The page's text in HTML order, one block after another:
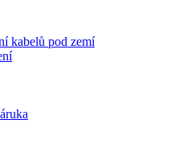
kabelů pod zemí